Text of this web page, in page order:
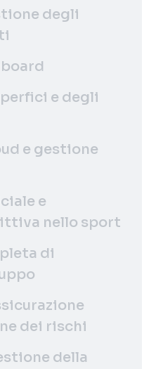
degli
e degli
e gestione
e
nello sport
di
dei rischi
della